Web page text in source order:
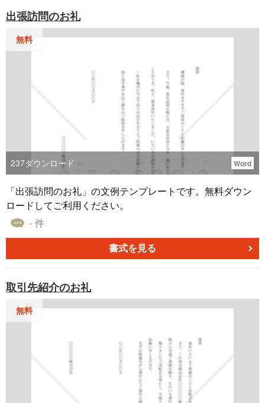
出張訪問のお礼
無料
237ダウンロード Word
「出張訪問のお礼」の文例テンプレートです。無料ダウン
ロードしてご利用ください。
- 件
書式を見る
取引先紹介のお礼
無料